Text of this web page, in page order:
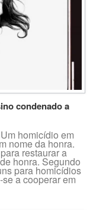
condenado a
homicídio em
nome da honra.
restaurar a
honra. Segundo
para homicídios
a cooperar em